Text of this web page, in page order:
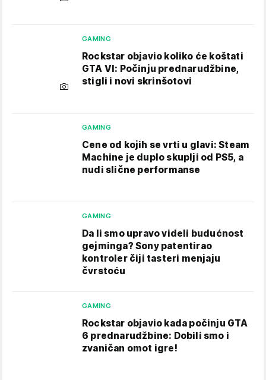
GAMING
Rockstar objavio koliko će koštati
GTA VI: Počinju prednarudžbine,
stigli i novi skrinšotovi
GAMING
Cene od kojih se vrti u glavi: Steam
Machine je duplo skuplji od PS5, a
nudi slične performanse
GAMING
Da li smo upravo videli budućnost
gejminga? Sony patentirao
kontroler čiji tasteri menjaju
čvrstoću
GAMING
Rockstar objavio kada počinju GTA
6 prednarudžbine: Dobili smo i
zvaničan omot igre!